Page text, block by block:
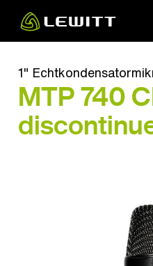
main
1"
MTP 740